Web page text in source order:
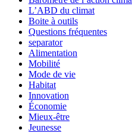
L’ABD du climat
Boite à outils
Questions fréquentes
separator
Alimentation
Mobilité
Mode de vie
Habitat
Innovation
Économie
Mieux-être
Jeunesse